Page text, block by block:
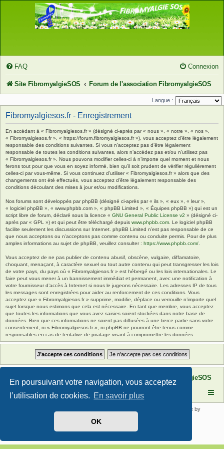
En poursuivant votre navigation, vous acceptez
l’utilisation de cookies. En savoir plus
OK
FAQ Connexion
Site FibromyalgieSOS Forum de l'association FibromyalgieSOS
Langue :
Fibromyalgiesos.fr - Enregistrement
En accédant à « Fibromyalgiesos.fr » (désigné ci-après par « nous », « notre », « nos »,
« Fibromyalgiesos.fr », « https://forum.fibromyalgiesos.fr »), vous acceptez d’être légalement
responsable des conditions suivantes. Si vous n’acceptez pas d’être légalement
responsable de toutes les conditions suivantes, alors n’accédez pas et/ou n’utilisez pas
« Fibromyalgiesos.fr ». Nous pouvons modifier celles-ci à n’importe quel moment et nous
ferons tout pour que vous en soyez informé, bien qu’il soit prudent de vérifier régulièrement
celles-ci par vous-même. Si vous continuez d’utiliser « Fibromyalgiesos.fr » alors que des
changements ont été effectués, vous acceptez d’être légalement responsable des
conditions découlant des mises à jour et/ou modifications.
Nos forums sont développés par phpBB (désigné ci-après par « ils », « eux », « leur »,
« logiciel phpBB », « www.phpbb.com », « phpBB Limited », « Équipes phpBB ») qui est un
script libre de forum, déclaré sous la licence « GNU General Public License v2 » (désigné ci-
après par « GPL ») et qui peut être téléchargé depuis www.phpbb.com . Le logiciel phpBB
facilite seulement les discussions sur Internet. phpBB Limited n’est pas responsable de ce
que nous acceptons ou n’acceptons pas comme contenu ou conduite permis. Pour de plus
amples informations au sujet de phpBB, veuillez consulter : https://www.phpbb.com/
Vous acceptez de ne pas publier de contenu abusif, obscène, vulgaire, diffamatoire,
choquant, menaçant, à caractère sexuel ou tout autre contenu qui peut transgresser les lois
de votre pays, du pays où « Fibromyalgiesos.fr » est hébergé ou les lois internationales. Le
faire peut vous mener à un bannissement immédiat et permanent, avec une notification à
votre fournisseur d’accès à Internet si nous le jugeons nécessaire. Les adresses IP de tous
les messages sont enregistrées pour aider au renforcement de ces conditions. Vous
acceptez que « Fibromyalgiesos.fr » supprime, modifie, déplace ou verrouille n’importe quel
sujet lorsque nous estimons que cela est nécessaire. En tant que membre, vous acceptez
que toutes les informations que vous avez saisies soient stockées dans notre base de
données. Bien que ces informations ne soient pas diffusées à une tierce partie sans votre
consentement, ni « Fibromyalgiesos.fr », ni phpBB ne pourront être tenus comme
responsables en cas de tentative de piratage visant à compromettre les données.
Site FibromyalgieSOS Forum de l'association FibromyalgieSOS
® Forum Software © phpBB Limited | SE Square by
Traduit par